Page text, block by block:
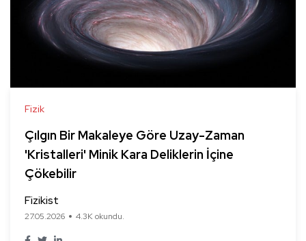
Fizik
Çılgın Bir Makaleye Göre Uzay-Zaman
'Kristalleri' Minik Kara Deliklerin İçine
Çökebilir
Fizikist
27.05.2026 4.3K okundu.